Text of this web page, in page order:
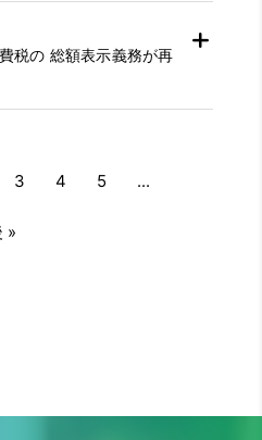
税の 総額表示義務が再
3 4 5 ...
»